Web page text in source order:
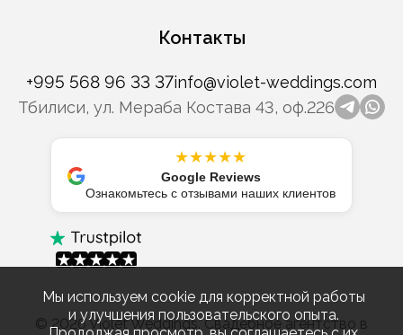
Контакты
+995 568 96 33 37info@violet-weddings.com
Тбилиси, ул. Мераба Костава 43, оф.226
★★★★★
Google Reviews
Ознакомьтесь с отзывами наших клиентов
© 2026 Violet Weddings. Свадебное агентство в
Мы используем cookie для корректной работы
и улучшения пользовательского опыта.